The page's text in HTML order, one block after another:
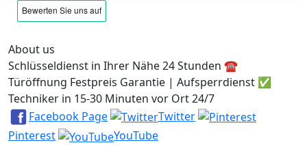
About us
Schlüsseldienst in Ihrer Nähe 24 Stunden ☎️
Türöffnung Festpreis Garantie | Aufsperrdienst ✅
Techniker in 15-30 Minuten vor Ort 24/7
Facebook Page
Twitter
Pinterest
YouTube